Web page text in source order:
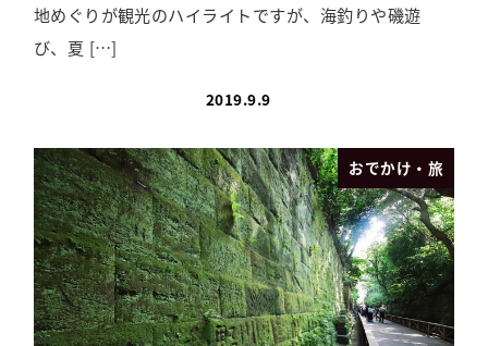
地めぐりが観光のハイライトですが、海釣りや磯遊
び、夏 […]
2019.9.9
おでかけ・旅